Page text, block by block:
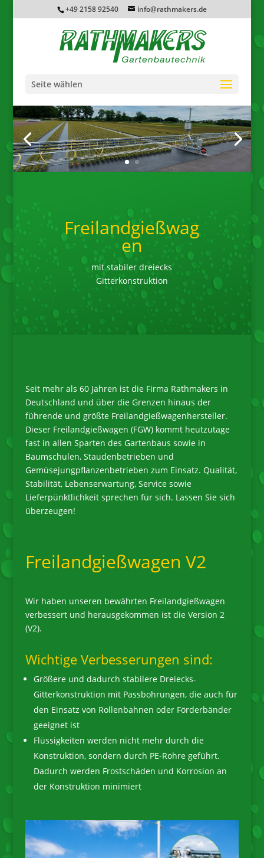
+49 2158 92540 info@rathmakers.de
Seite wählen
Freilandgießwag
en
mit stabiler dreiecks
Gitterkonstruktion
Seit mehr als 60 Jahren ist die Firma Rathmakers in
Deutschland und über die Grenzen hinaus der
führende und größte Freilandgießwagenhersteller.
Dieser Freilandgießwagen (FGW) kommt heutzutage
fast in allen Sparten des Gartenbaus sowie in
Baumschulen, Staudenbetrieben und
Gemüsejungpflanzenbetrieben zum Einsatz. Qualität,
Stabilität, Lebenserwartung, Service sowie
Lieferpünktlichkeit sprechen für sich. Lassen Sie sich
überzeugen!
Freilandgießwagen V2
Wir haben unseren bewährten Freilandgießwagen
verbessert und herausgekommen ist die Version 2
(V2).
Wichtige Verbesserungen sind:
Größere und dadurch stabilere Dreiecks-
Gitterkonstruktion mit Passbohrungen, die auch für
den Einsatz von Rollenbahnen oder Förderbänder
geeignet ist
Flüssigkeiten werden nicht mehr durch die
Konstruktion, sondern durch PE-Rohre geführt.
Dadurch werden Frostschäden und Korrosion an
der Konstruktion minimiert